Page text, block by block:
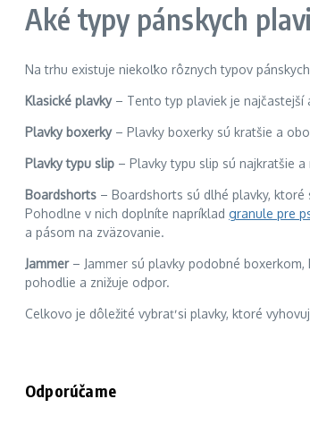
Aké typy pánskych
Na trhu existuje niekoľko rôznych typov
Klasické plavky– Tento typ plaviek je najčastejší
Plavky boxerky– Plavky boxerky sú kratšie a
Plavky typu slip – Plavky typu slip sú najkratšie
Boardshorts – Boardshorts sú dlhé plavky,
Pohodlne v nich doplníte napríklad granule pre
a pásom na zväzovanie.
Jammer– Jammer sú plavky podobné
pohodlie a znižuje odpor.
Celkovo je dôležité vybrať si plavky, ktoré
Odporúčame